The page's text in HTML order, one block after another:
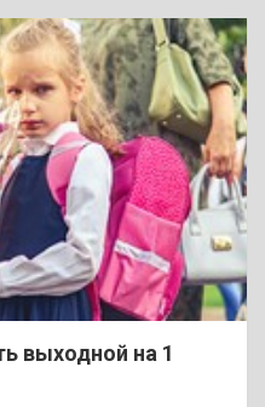
выходной на 1